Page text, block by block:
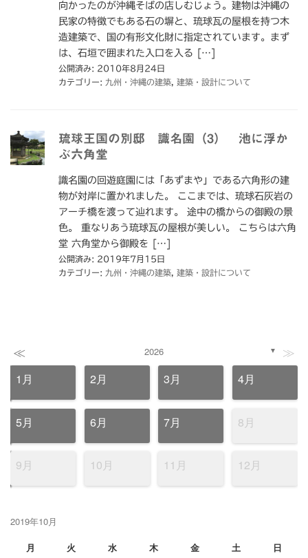
向かったのが沖縄そばの店しむじょう。建物は沖縄の
民家の特徴でもある石の塀と、琉球瓦の屋根を持つ木
造建築で、国の有形文化財に指定されています。まず
は、石垣で囲まれた入口を入る […]
公開済み: 2010年8月24日
カテゴリー: 九州・沖縄の建築 建築・設計について
琉球王国の別邸 識名園（3） 池に浮か
ぶ六角堂
識名園の回遊庭園には「あずまや」である六角形の建
物が対岸に置かれました。 ここまでは、琉球石灰岩の
アーチ橋を渡って辿れます。 途中の橋からの御殿の景
色。 重なりあう琉球瓦の屋根が美しい。 こちらは六角
堂 六角堂から御殿を […]
公開済み: 2019年7月15日
カテゴリー: 九州・沖縄の建築 建築・設計について
≪ 2026 ▼ ≫
1月 2月 3月 4月
5月 6月 7月 8月
9月 10月 11月 12月
2019年10月
月
火 水 木 金 土 日